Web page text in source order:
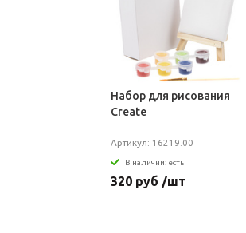
Набор для рисования
Create
Артикул: 16219.00
В наличии: есть
320 руб /шт